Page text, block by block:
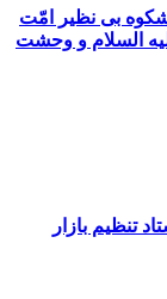
بی نظیر امّت
السلام و وحشت
تنظیم بازار